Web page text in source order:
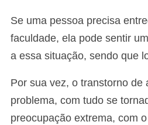
Se uma pessoa precisa
faculdade, ela pode sentir
a essa situação, sendo que
Por sua vez, o transtorno de
problema, com tudo se
preocupação extrema, com